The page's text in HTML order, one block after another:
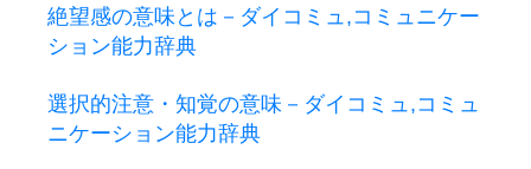
絶望感の意味とは－ダイコミュ,コミュニケー
ション能力辞典
選択的注意・知覚の意味－ダイコミュ,コミュ
ニケーション能力辞典